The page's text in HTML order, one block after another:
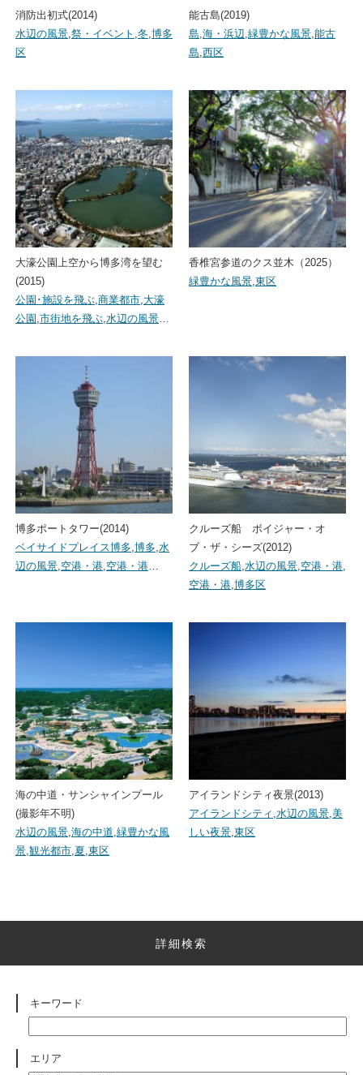
消防出初式(2014)
水辺の風景,祭・イベント ,冬,博多
区
能古島(2019)
島,海・浜辺,緑豊かな風景,能古
島,西区
大濠公園上空から博多湾を望む
(2015)
公園･施設を飛ぶ,商業都市,大濠
公園 ,市街地を飛ぶ,水辺の風景…
香椎宮参道のクス並木（2025）
緑豊かな風景,東区
博多ポートタワー(2014)
ベイサイドプレイス博多,博多,水
辺の風景,空港・港,空港・港…
クルーズ船 ボイジャー・オ
ブ・ザ・シーズ(2012)
クルーズ船,水辺の風景,空港・港,
空港・港,博多区
海の中道・サンシャインプール
(撮影年不明)
水辺の風景,海の中道,緑豊かな風
景,観光都市,夏,東区
アイランドシティ夜景(2013)
アイランドシティ ,水辺の風景,美
しい夜景,東区
詳細検索
キーワード
エリア